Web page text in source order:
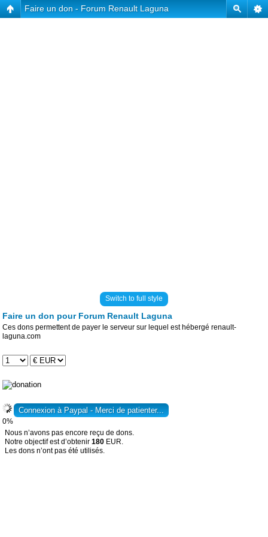
Faire un don - Forum Renault Laguna
Switch to full style
Faire un don pour Forum Renault Laguna
Ces dons permettent de payer le serveur sur lequel est hébergé renault-
laguna.com
0%
Nous n’avons pas encore reçu de dons.
Notre objectif est d’obtenir 180 EUR.
Les dons n’ont pas été utilisés.